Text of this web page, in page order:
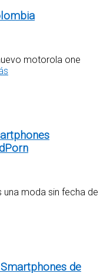
motorola one
moda sin fecha de
de